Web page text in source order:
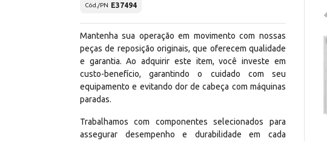
Cód./PN E37494
Mantenha sua operação em movimento com nossas
peças de reposição originais, que oferecem qualidade
e garantia. Ao adquirir este item, você investe em
custo-benefício, garantindo o cuidado com seu
equipamento e evitando dor de cabeça com máquinas
paradas.
Trabalhamos com componentes selecionados para
assegurar desempenho e durabilidade em cada